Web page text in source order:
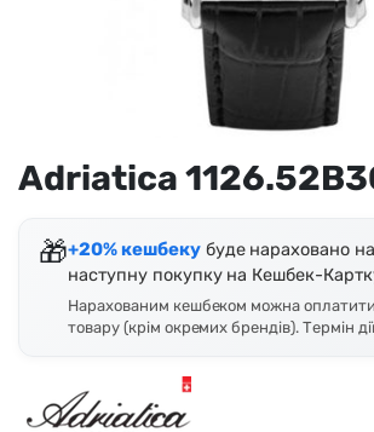
Adriatica
🎁+20% кешбекубуде нараховано
наступну покупку на Кешбек-
Нарахованим кешбеком можна оплатити
товару (крім окремих брендів). Термін